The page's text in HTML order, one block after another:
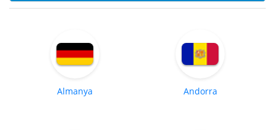
Almanya Andorra